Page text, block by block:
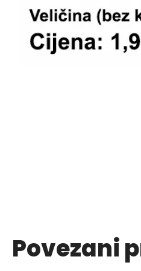
Povezani